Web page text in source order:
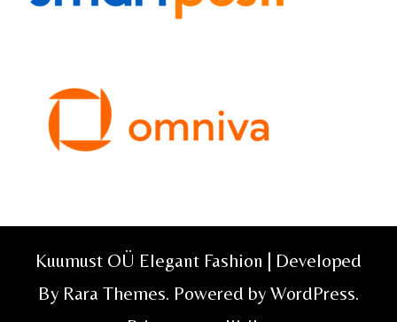
Kuumust OÜ Elegant Fashion | Developed
By Rara Themes. Powered by WordPress.